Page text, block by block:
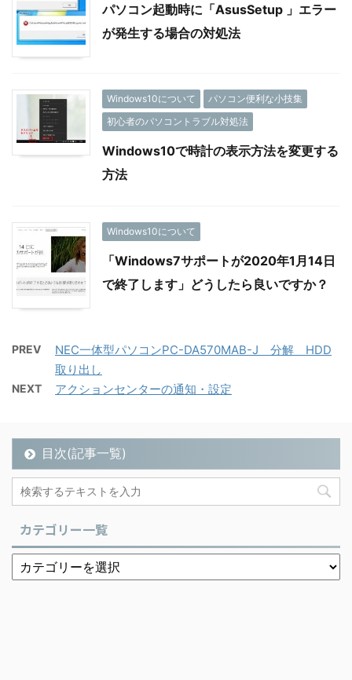
パソコン起動時に「AsusSetup 」エラー
が発生する場合の対処法
Windows10について
パソコン便利な小技集
初心者のパソコントラブル対処法
Windows10で時計の表示方法を変更する
方法
Windows10について
「Windows7サポートが2020年1月14日
で終了します」どうしたら良いですか？
PREV
NEC一体型パソコンPC-DA570MAB-J 分解 HDD
取り出し
NEXT アクションセンターの通知・設定
目次(記事一覧)
カテゴリー一覧